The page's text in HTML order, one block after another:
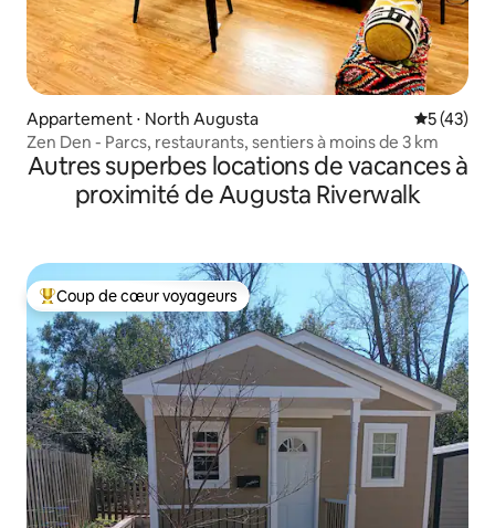
Appartement ⋅ North Augusta
5 (43)
Zen Den - Parcs, restaurants, sentiers à moins de 3 km
Autres superbes locations de vacances à
proximité de Augusta Riverwalk
Coups de cœur voyageurs les plus appréciés
Coup de cœur voyageurs